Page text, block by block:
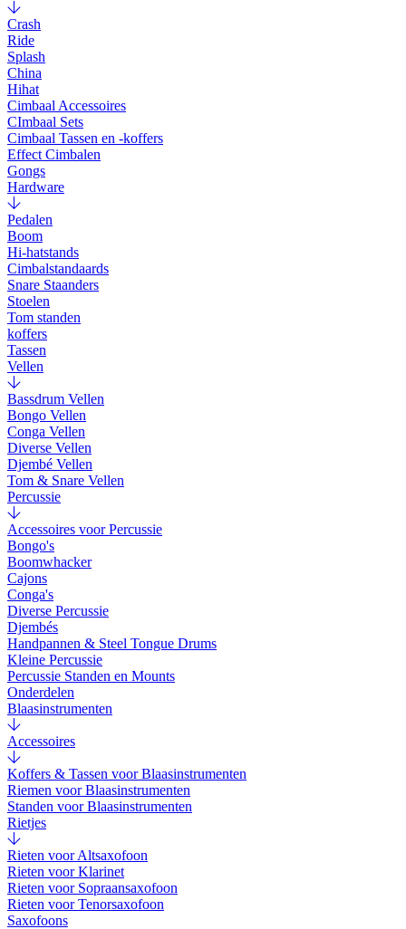
Crash
Ride
Splash
China
Hihat
Cimbaal Accessoires
CImbaal Sets
Cimbaal Tassen en -koffers
Effect Cimbalen
Gongs
Hardware
Pedalen
Boom
Hi-hatstands
Cimbalstandaards
Snare Staanders
Stoelen
Tom standen
koffers
Tassen
Vellen
Bassdrum Vellen
Bongo Vellen
Conga Vellen
Diverse Vellen
Djembé Vellen
Tom & Snare Vellen
Percussie
Accessoires voor Percussie
Bongo's
Boomwhacker
Cajons
Conga's
Diverse Percussie
Djembés
Handpannen & Steel Tongue Drums
Kleine Percussie
Percussie Standen en Mounts
Onderdelen
Blaasinstrumenten
Accessoires
Koffers & Tassen voor Blaasinstrumenten
Riemen voor Blaasinstrumenten
Standen voor Blaasinstrumenten
Rietjes
Rieten voor Altsaxofoon
Rieten voor Klarinet
Rieten voor Sopraansaxofoon
Rieten voor Tenorsaxofoon
Saxofoons